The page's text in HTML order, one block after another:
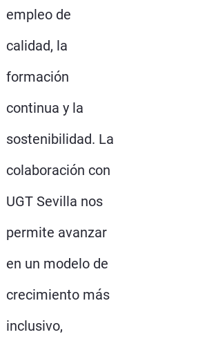
empleo de
calidad, la
formación
continua y la
sostenibilidad. La
colaboración con
UGT Sevilla nos
permite avanzar
en un modelo de
crecimiento más
inclusivo,